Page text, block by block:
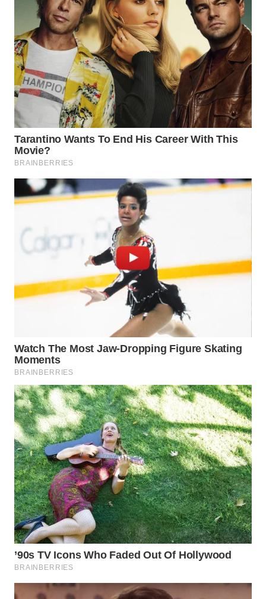
KARAWANG
WN
BEKASI
WN
BOGOR
WN
DEPOK
TAPANULI
UTARA
SAMOSIR
PADANG
LAWAS
WN
CIANJUR
WN
KEPULAUAN
SERIBU
WN
TANGERANG
WN
BINJAI
WN
CIREBON